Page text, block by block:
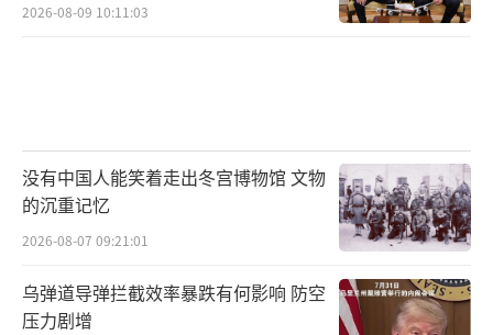
2026-08-09 10:11:03
没有中国人能笑着走出冬宫博物馆 文物
的沉重记忆
2026-08-07 09:21:01
乌弹道导弹拦截效率暴跌有何影响 防空
压力剧增